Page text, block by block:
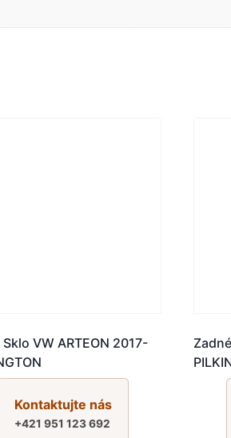
VW ARTEON 2017-
Kontaktujte nás
+421 951 123 692